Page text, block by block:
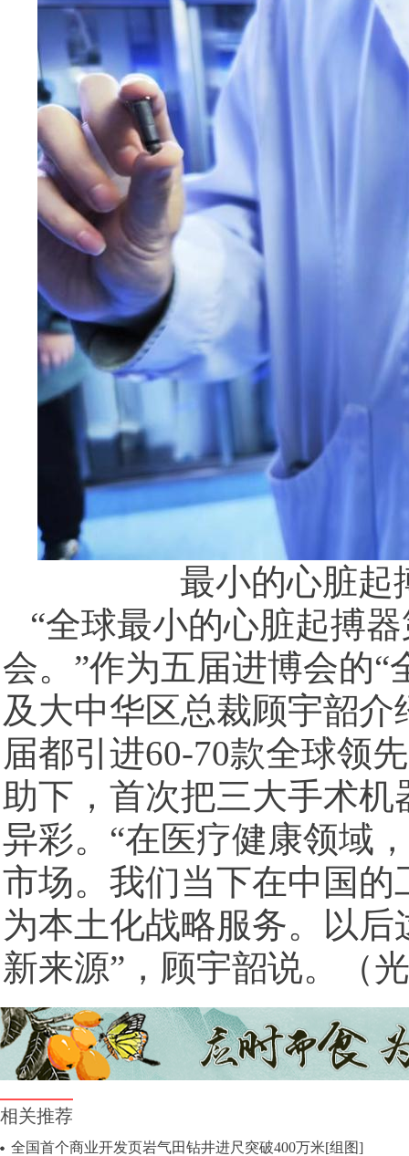
最小的心脏起
“全球最小的心脏起搏
会。”作为五届进博会的
及大中华区总裁顾宇韶
届都引进60-70款全球领
助下，首次把三大手术
异彩。“在医疗健康领域
市场。我们当下在中国
为本土化战略服务。以
新来源”，顾宇韶说。（
相关推荐
全国首个商业开发页岩气田钻井进尺突破400万米[组图]